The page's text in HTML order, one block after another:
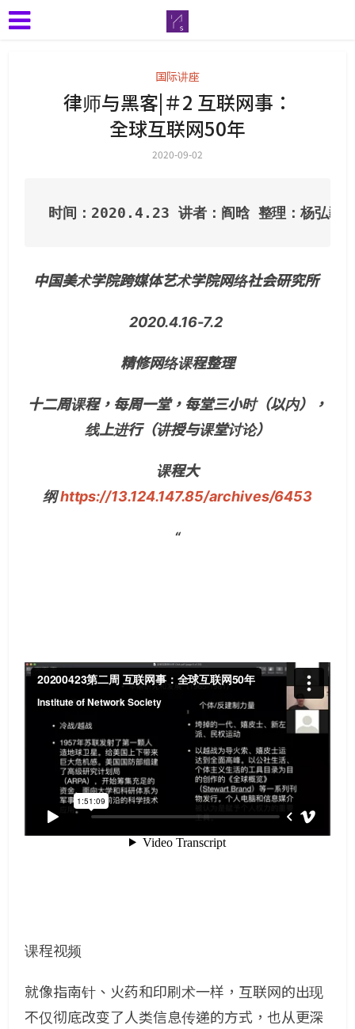
国际讲座
律师与黑客|＃2 互联网事：
全球互联网50年
2020-09-02
时间：2020.4.23 讲者：阎晗 整理：杨弘毅
中国美术学院跨媒体艺术学院网络社会研究所
2020.4.16-7.2
精修网络课程整理
十二周课程，每周一堂，每堂三小时（以内），
线上进行（讲授与课堂讨论）
课程大
纲https://13.124.147.85/archives/6453
“
课程视频
就像指南针、火药和印刷术一样，互联网的出现
不仅彻底改变了人类信息传递的方式，也从更深